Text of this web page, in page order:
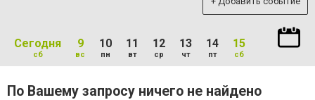
Сегодня
сб
9
вс
10
пн
11
вт
12
ср
13
чт
14
пт
15
сб
По Вашему запросу ничего не найдено